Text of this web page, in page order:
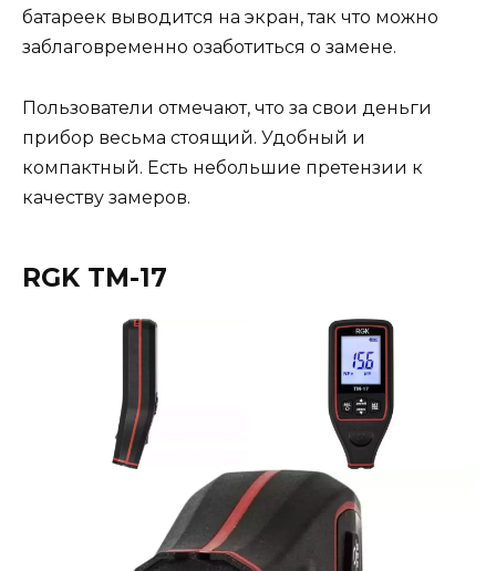
батареек выводится на экран, так что можно
заблаговременно озаботиться о замене.
Пользователи отмечают, что за свои деньги
прибор весьма стоящий. Удобный и
компактный. Есть небольшие претензии к
качеству замеров.
RGK TM-17